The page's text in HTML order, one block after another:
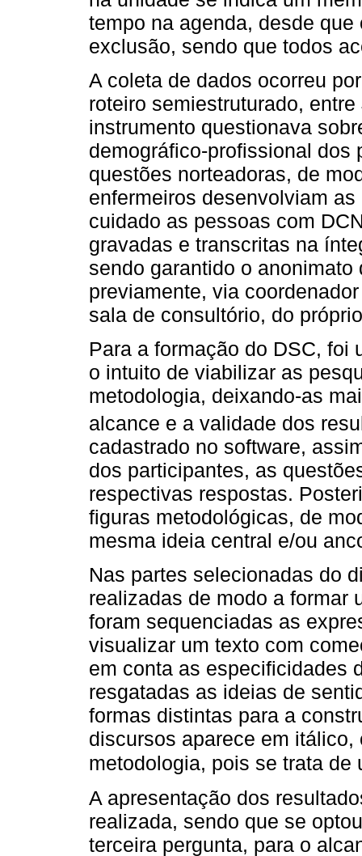
tempo na agenda, desde
exclusão, sendo que todos
A coleta de dados ocorreu
roteiro semiestruturado,
instrumento questionava
demográfico-profissional
questões norteadoras, de
enfermeiros desenvolviam
cuidado as pessoas com
gravadas e transcritas na
sendo garantido o
previamente, via
sala de consultório, do
Para a formação do DSC, foi
o intuito de viabilizar as
metodologia, deixando-as
alcance e a validade dos
cadastrado no software,
dos participantes, as
respectivas respostas.
figuras metodológicas, de
mesma ideia central e/ou
Nas partes selecionadas do
realizadas de modo a formar
foram sequenciadas as
visualizar um texto com
em conta as especificidades
resgatadas as ideias de
formas distintas para a
discursos aparece em
metodologia, pois se trata
A apresentação dos
realizada, sendo que se
terceira pergunta, para o